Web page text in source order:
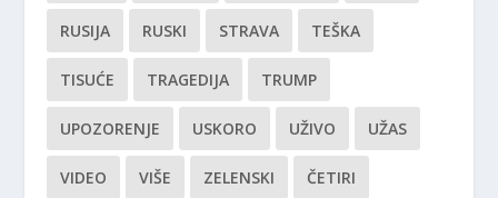
RUSIJA RUSKI STRAVA TEŠKA
TISUĆE TRAGEDIJA TRUMP
UPOZORENJE USKORO UŽIVO UŽAS
VIDEO VIŠE ZELENSKI ČETIRI